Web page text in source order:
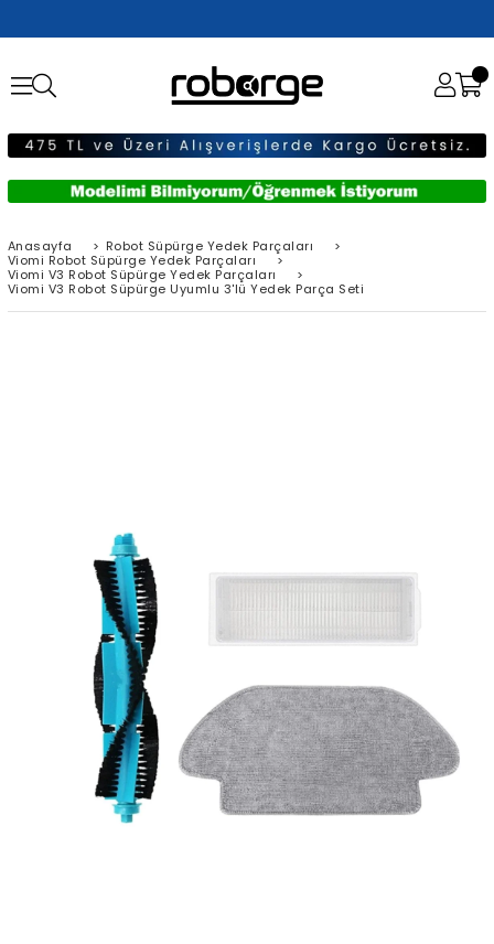
Anasayfa > Robot Süpürge Yedek Parçaları
>
Viomi Robot Süpürge Yedek Parçaları
>
Viomi V3 Robot Süpürge Yedek Parçaları
>
Viomi V3 Robot Süpürge Uyumlu 3'lü Yedek Parça Seti